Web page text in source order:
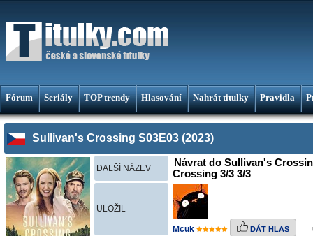
Fórum Seriály TOP trendy Hlasování Nahrát titulky Pravidla
Sullivan's Crossing S03E03 (2023)
DALŠÍ NÁZEV
Návrat do Sullivan's
Crossing 3/3 3/3
ULOŽIL
Mcuk DÁT HLAS